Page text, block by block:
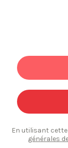
En utilisant
générales